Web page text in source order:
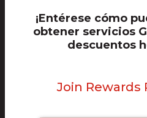
¡Entérese cómo
obtener servicios
descuentos
Join Rewards